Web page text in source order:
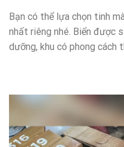
Bạn có thể lựa chọn tinh
nhất riêng nhé. Biển được
dưỡng, khu có phong cách